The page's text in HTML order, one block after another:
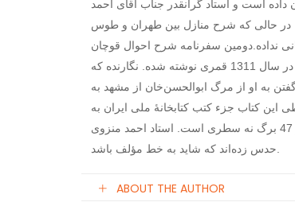
است و استاد گرانقدر جناب آقای احمد
در حالی که شرح منازل بین طهران و طوس
نداده. دومین سفرنامه شرح احوال قوچان
است که به قلم ابن‌مرحوم میرزامحمد ابراهیم مجتهد عسکری در سال 1311 قمری نوشته شده. نگارنده که
به او از مرگ ابوالحسن‌خان از مشهد به
این کتاب جزء کتب کتابخانۀ ملی ایران به
شمارۀ 671 ف نگهداری می‌شود. خط این رساله نسخ است و در 47 برگ نه سطری است. استاد احمد منزوی
ABOUT THE AUTHOR